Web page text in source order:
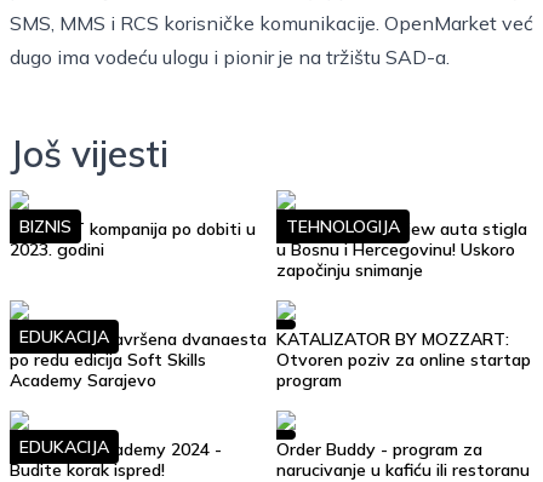
SMS, MMS i RCS korisničke komunikacije. OpenMarket već
dugo ima vodeću ulogu i pionir je na tržištu SAD-a.
Još vijesti
Top 10 IT kompanija po dobiti u
2023. godini
BIZNIS
Google Street View auta stigla
u Bosnu i Hercegovinu! Uskoro
započinju snimanje
TEHNOLOGIJA
Uspješno je završena dvanaesta
po redu edicija Soft Skills
Academy Sarajevo
EDUKACIJA
KATALIZATOR BY MOZZART:
Otvoren poziv za online startap
program
Soft Skills Academy 2024 -
Budite korak ispred!
EDUKACIJA
Order Buddy - program za
narucivanje u kafiću ili restoranu